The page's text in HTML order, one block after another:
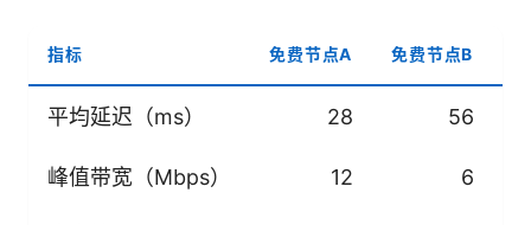
指标 免费节点A 免费节点B
平均延迟（ms） 28 56
峰值带宽（Mbps） 12 6